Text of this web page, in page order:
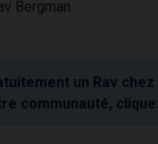
Bergman.
un Rav
communauté,